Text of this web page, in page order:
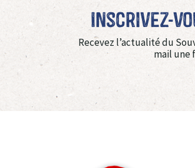
Inscrivez-
Recevez l’actualité du
mail une